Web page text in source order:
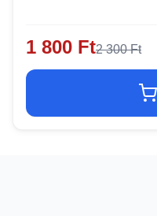
1 800 Ft2 300 Ft